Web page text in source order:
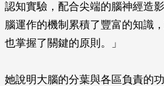
認知實驗，配合尖端的腦神經造
腦運作的機制累積了豐富的知識
也掌握了關鍵的原則。」
她說明大腦的分葉與各區負責的